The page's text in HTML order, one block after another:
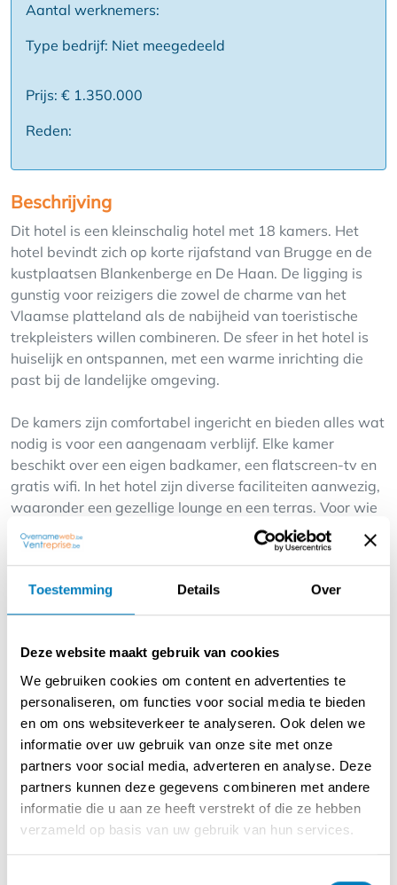
Toestemming Details Over
Deze website maakt gebruik van cookies
We gebruiken cookies om content en advertenties te
personaliseren, om functies voor social media te bieden
en om ons websiteverkeer te analyseren. Ook delen we
informatie over uw gebruik van onze site met onze
partners voor social media, adverteren en analyse. Deze
partners kunnen deze gegevens combineren met andere
informatie die u aan ze heeft verstrekt of die ze hebben
verzameld op basis van uw gebruik van hun services.
Aantal werknemers:
Type bedrijf: Niet meegedeeld
Prijs: € 1.350.000
Reden:
Beschrijving
Dit hotel is een kleinschalig hotel met 18 kamers. Het
hotel bevindt zich op korte rijafstand van Brugge en de
kustplaatsen Blankenberge en De Haan. De ligging is
gunstig voor reizigers die zowel de charme van het
Vlaamse platteland als de nabijheid van toeristische
trekpleisters willen combineren. De sfeer in het hotel is
huiselijk en ontspannen, met een warme inrichting die
past bij de landelijke omgeving.
De kamers zijn comfortabel ingericht en bieden alles wat
nodig is voor een aangenaam verblijf. Elke kamer
beschikt over een eigen badkamer, een flatscreen-tv en
gratis wifi. In het hotel zijn diverse faciliteiten aanwezig,
waaronder een gezellige lounge en een terras. Voor wie
met de auto komt, is er gratis parkeergelegenheid op het
terrein. Het hotel biedt daarnaast fietsverhuur,
waardoor het eenvoudig is om de groene omgeving en
nabijgelegen natuurgebieden per fiets te verkennen.
Gelijkvloers : onthaal/receptie, ontbijtruimte met keuken
en koelkamer, toiletten, 4 tweepersoonskamers met
badkamer - terras
Eerste verdieping : nachthall, trappenzaal, linnenkamer
met linnenkoker,
6 tweepersoonskamers met badkamer, 2
driepersoonskamer met badkamer
Dakverdieping : trappenzaal, nachthall, 1ste
familiekamer met een slaapkamer met zitruimte, een